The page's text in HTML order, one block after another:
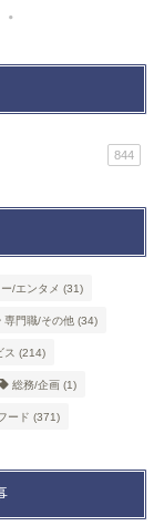
844
/エンタメ (31)
専門職/その他 (34)
ス (214)
総務/企画 (1)
ード (371)